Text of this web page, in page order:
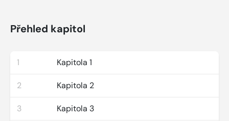
Přehled kapitol
1 Kapitola 1
2 Kapitola 2
3 Kapitola 3